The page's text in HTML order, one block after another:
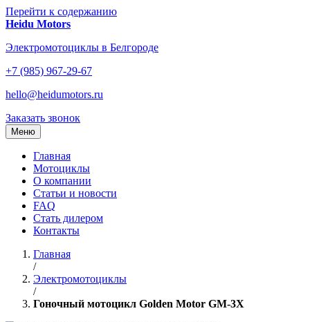
Перейти к содержанию
Heidu Motors
Электромотоциклы в Белгороде
+7 (985) 967-29-67
hello@heidumotors.ru
Заказать звонок
Меню
Главная
Мотоциклы
О компании
Статьи и новости
FAQ
Стать дилером
Контакты
Главная
/
Электромотоциклы
/
Гоночный мотоцикл Golden Motor GM-3X